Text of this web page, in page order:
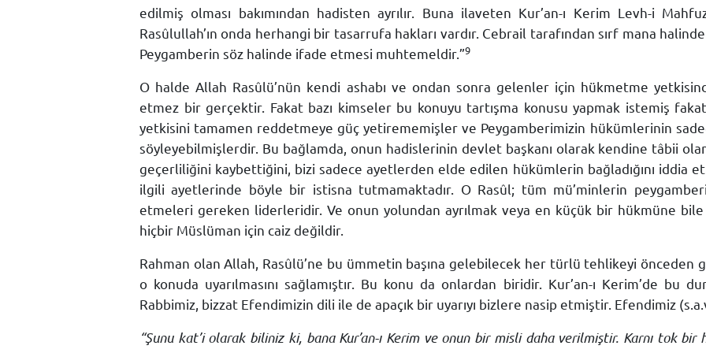
edilmiş olması bakımından hadisten ayrılır. Buna ilaveten Kur’an-ı Kerim Levh-i
Rasûlullah’ın onda herhangi bir tasarrufa hakları vardır. Cebrail tarafından sırf mana
Peygamberin söz halinde ifade etmesi muhtemeldir.”9
O halde Allah Rasûlü’nün kendi ashabı ve ondan sonra gelenler için hükmetme
etmez bir gerçektir. Fakat bazı kimseler bu konuyu tartışma konusu yapmak istemiş
yetkisini tamamen reddetmeye güç yetirememişler ve Peygamberimizin hükümlerinin
söyleyebilmişlerdir. Bu bağlamda, onun hadislerinin devlet başkanı olarak kendine tâbii
geçerliliğini kaybettiğini, bizi sadece ayetlerden elde edilen hükümlerin bağladığını iddia
ilgili ayetlerinde böyle bir istisna tutmamaktadır. O Rasûl; tüm mü’minlerin
etmeleri gereken liderleridir. Ve onun yolundan ayrılmak veya en küçük bir hükmüne
hiçbir Müslüman için caiz değildir.
Rahman olan Allah, Rasûlü’ne bu ümmetin başına gelebilecek her türlü tehlikeyi
o konuda uyarılmasını sağlamıştır. Bu konu da onlardan biridir. Kur’an-ı Kerim’de bu
Rabbimiz, bizzat Efendimizin dili ile de apaçık bir uyarıyı bizlere nasip etmiştir. Efendimiz
“Şunu kat’i olarak biliniz ki, bana Kur’an-ı Kerim ve onun bir misli daha verilmiştir. Karnı tok